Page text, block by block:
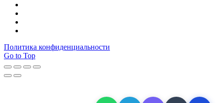
Политика конфиденциальности
Go to Top